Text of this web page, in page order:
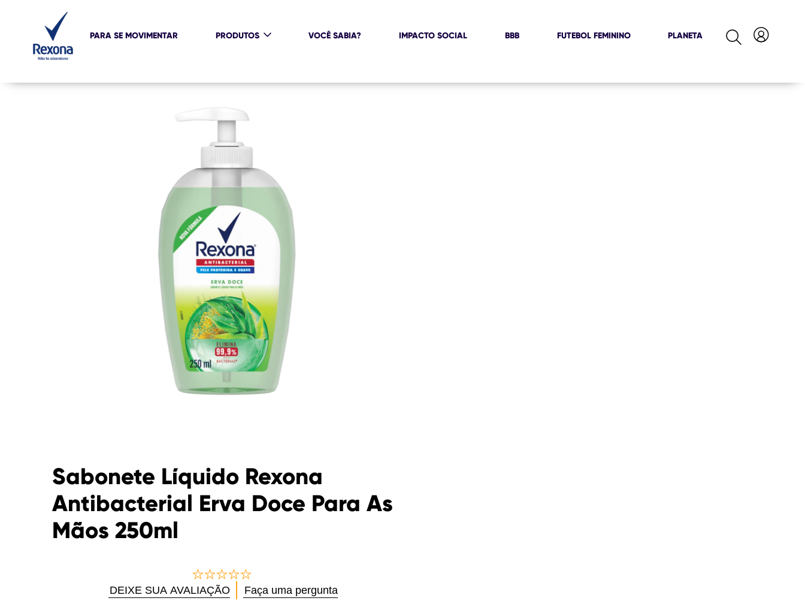
PARA SE MOVIMENTAR PRODUTOS VOCÊ SABIA? IMPACTO SOCIAL BBB FUTEBOL FEMININO PLANETA
Sabonete Líquido Rexona
Antibacterial Erva Doce Para As
Mãos 250ml
Nenhuma
avaliação
DEIXE SUA AVALIAÇÃO Faça uma pergunta